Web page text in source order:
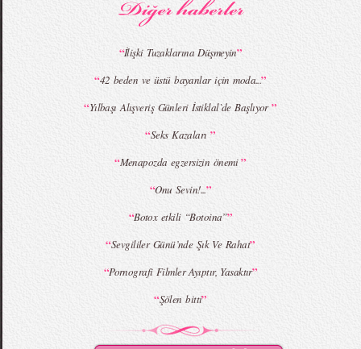
MBFWI - Giray Sepin 2015 Yaz Koleksiyonu MBFWI - Burçe Bekrek 2015 Yaz Koleksiyonu
“İlişki Tuzaklarına Düşmeyin”
“42 beden ve üstü bayanlar için moda...”
“Yılbaşı Alışveriş Günleri İstiklal`de Başlıyor”
“Seks Kazaları”
“Menapozda egzersizin önemi”
“Onu Sevin!...”
“Botox etkili “Botoina””
“Sevgililer Günü’nde Şık Ve Rahat”
“Pornografi Filmler Ayıptır, Yasaktır”
“Şölen bitti”